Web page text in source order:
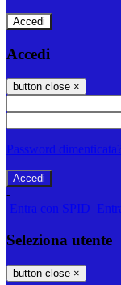
Accedi
Accedi
button close ×
Password dimenticata?
-
Entra con SPID
Seleziona utente
button close ×